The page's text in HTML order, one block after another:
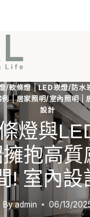
/軟條燈|LED崁燈/防水
例|居家照明/室內照明|
設計
燈與
抱高質
! 室內設
Byadmin 06/13/